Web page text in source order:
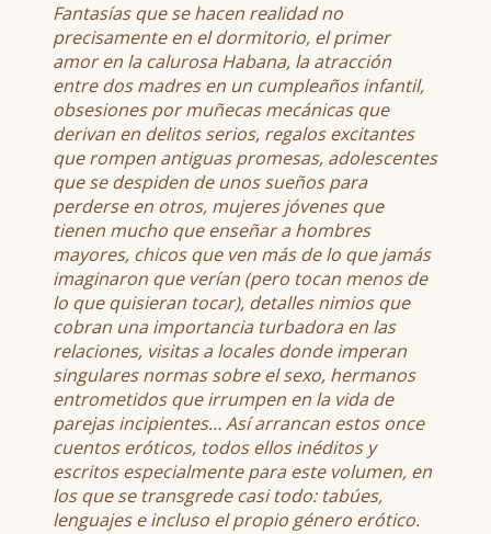
Fantasías que se hacen realidad no
precisamente en el dormitorio, el primer
amor en la calurosa Habana, la atracción
entre dos madres en un cumpleaños infantil,
obsesiones por muñecas mecánicas que
derivan en delitos serios, regalos excitantes
que rompen antiguas promesas, adolescentes
que se despiden de unos sueños para
perderse en otros, mujeres jóvenes que
tienen mucho que enseñar a hombres
mayores, chicos que ven más de lo que jamás
imaginaron que verían (pero tocan menos de
lo que quisieran tocar), detalles nimios que
cobran una importancia turbadora en las
relaciones, visitas a locales donde imperan
singulares normas sobre el sexo, hermanos
entrometidos que irrumpen en la vida de
parejas incipientes… Así arrancan estos once
cuentos eróticos, todos ellos inéditos y
escritos especialmente para este volumen, en
los que se transgrede casi todo: tabúes,
lenguajes e incluso el propio género erótico.